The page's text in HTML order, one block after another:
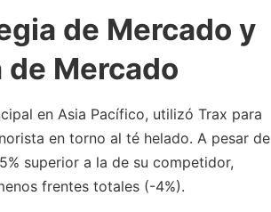
de Mercado y
Mercado
en Asia Pacífico, utilizó Trax para
en torno al té helado. A pesar de
superior a la de su competidor,
frentes totales (-4%).